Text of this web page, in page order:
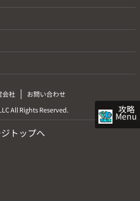
攻略
Menu
会社 |
お問い合わせ
All Rights Reserved.
トップへ